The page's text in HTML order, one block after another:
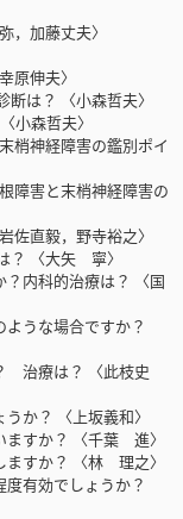
加藤丈夫〉
原伸夫〉
は？ 〈小森哲夫〉
小森哲夫〉
梢神経障害の鑑別ポイ
障害と末梢神経障害の
直毅，野寺裕之〉
？ 〈大矢 寧〉
内科的治療は？ 〈国
うな場合ですか？
治療は？ 〈此枝史
か？ 〈上坂義和〉
ますか？ 〈千葉 進〉
ますか？ 〈林 理之〉
有効でしょうか？